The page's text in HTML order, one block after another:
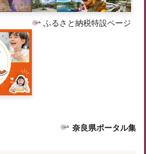
ふるさと納税特設ページ
奈良県ポータル集